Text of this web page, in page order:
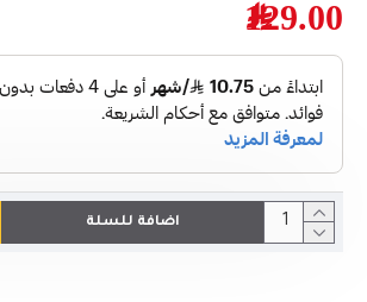
129.00﷼
اضافة للسلة